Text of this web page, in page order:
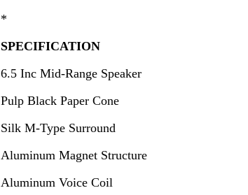
*
SPECIFICATION
6.5 Inc Mid-Range Speaker
Pulp Black Paper Cone
Silk M-Type Surround
Aluminum Magnet Structure
Aluminum Voice Coil